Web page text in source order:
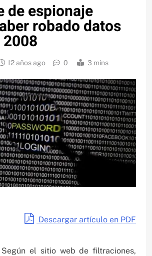
de espionaje
robado datos
12 años ago 0 3 mins
Descargar artículo en PDF
Según el sitio web de filtraciones,